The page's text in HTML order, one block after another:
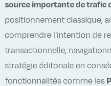
source importante de trafic
positionnement classique,
comprendre l'intention de
transactionnelle,
stratégie éditoriale en
fonctionnalités comme les